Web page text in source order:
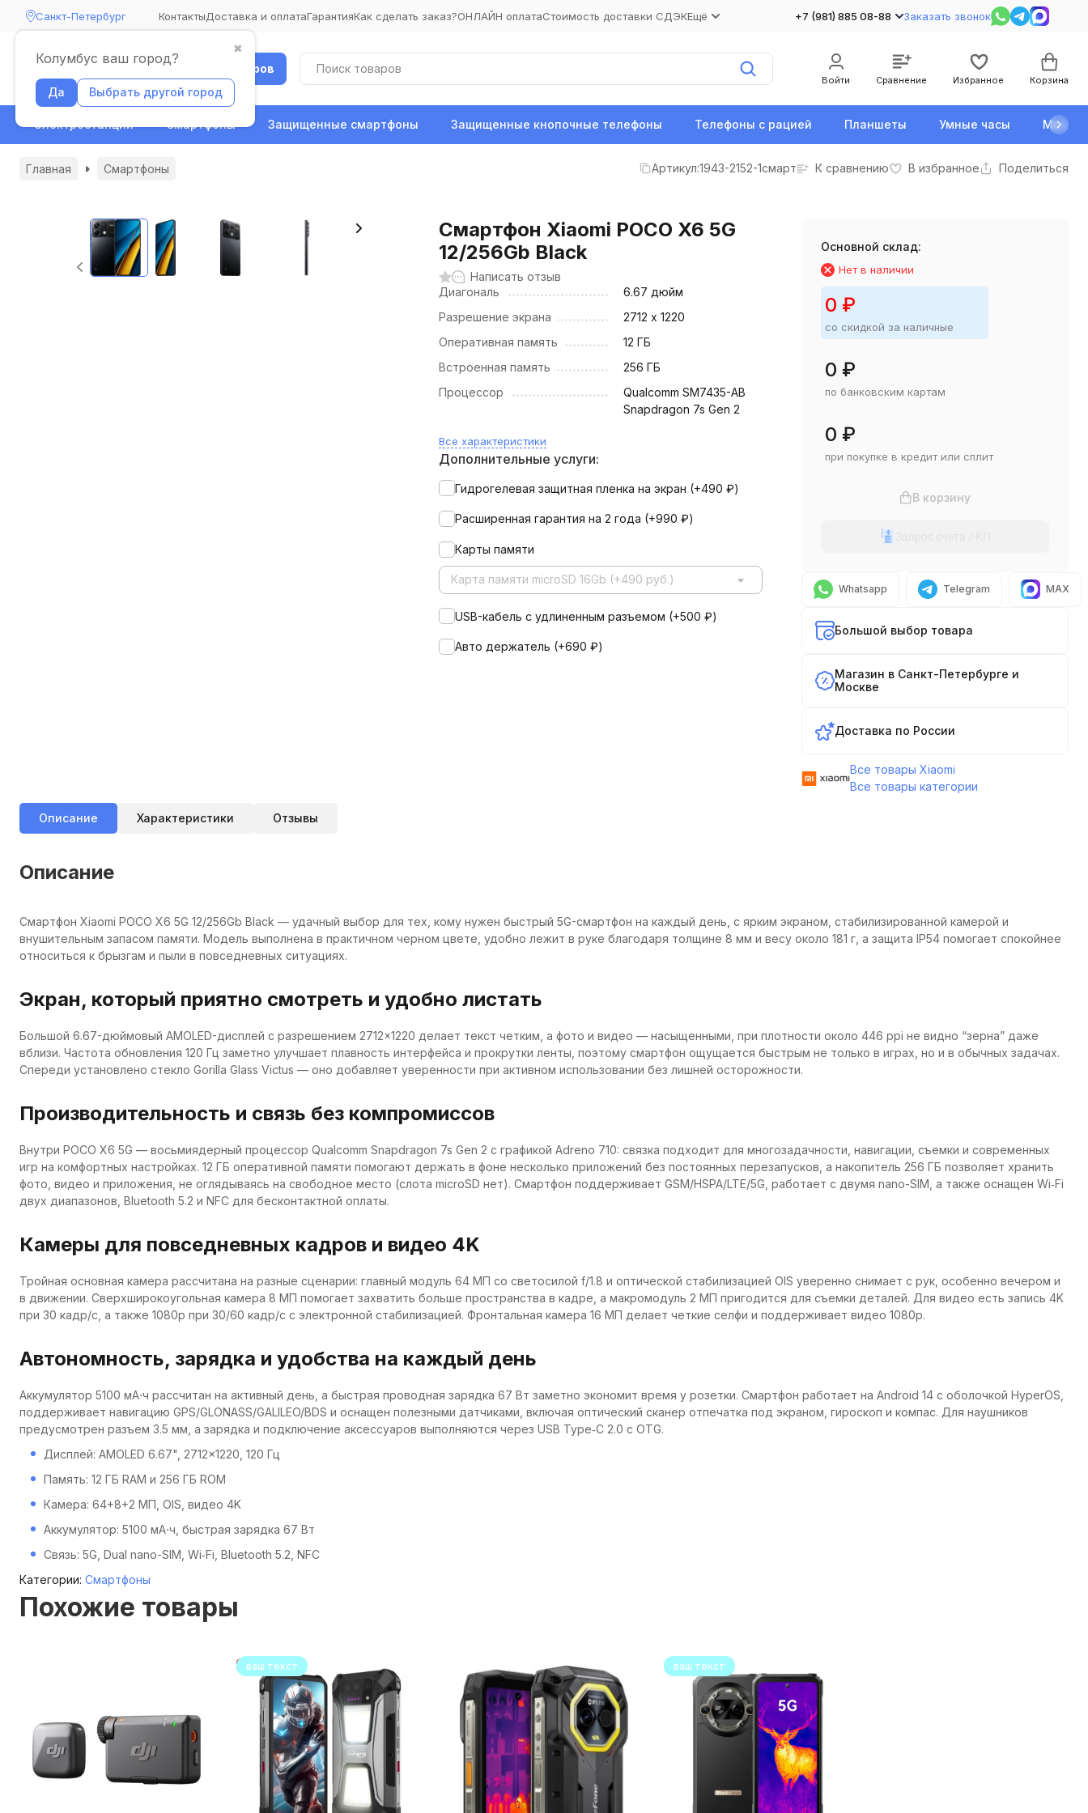
Санкт-Петербург
✖
Колумбус ваш город?
Да Выбрать другой город
КонтактыДоставка и оплатаГарантияКак сделать заказ?ОНЛАЙН оплатаСтоимость доставки СДЭКЕщё +7 (981) 885 08-88 Заказать звонок
Каталог товаров
Войти Сравнение Избранное Корзина
Электростанции Смартфоны Защищенные смартфоны Защищенные кнопочные телефоны Телефоны с рацией Планшеты Умные часы
Главная Смартфоны Артикул:1943-2152-1смарт К сравнению В избранное Поделиться
Смартфон Xiaomi POCO X6 5G
12/256Gb Black
Написать отзыв
Диагональ
6.67 дюйм
Разрешение экрана
2712 х 1220
Оперативная память
12 ГБ
Встроенная память
256 ГБ
Процессор
Qualcomm SM7435-AB
Snapdragon 7s Gen 2
Все характеристики
Дополнительные услуги:
Гидрогелевая защитная пленка на экран (+490₽)
Расширенная гарантия на 2 года (+990₽)
Карты памяти
Карта памяти microSD 16Gb (+490 руб.)
USB-кабель с удлиненным разъемом (+500₽)
Авто держатель (+690₽)
Основной склад:
Нет в наличии
0 ₽
со скидкой за наличные
0 ₽
по банковским картам
0 ₽
при покупке в кредит или сплит
В корзину
Whatsapp Telegram MAX
Большой выбор товара
Магазин в Санкт-Петербурге и
Москве
Доставка по России
Все товары Xiaomi
Все товары категории
Описание Характеристики Отзывы
Описание
Смартфон Xiaomi POCO X6 5G 12/256Gb Black — удачный выбор для тех, кому нужен быстрый 5G-смартфон на каждый день, с ярким экраном, стабилизированной камерой и
внушительным запасом памяти. Модель выполнена в практичном черном цвете, удобно лежит в руке благодаря толщине 8 мм и весу около 181 г, а защита IP54 помогает спокойнее
относиться к брызгам и пыли в повседневных ситуациях.
Экран, который приятно смотреть и удобно листать
Большой 6.67-дюймовый AMOLED-дисплей с разрешением 2712×1220 делает текст четким, а фото и видео — насыщенными, при плотности около 446 ppi не видно “зерна” даже
вблизи. Частота обновления 120 Гц заметно улучшает плавность интерфейса и прокрутки ленты, поэтому смартфон ощущается быстрым не только в играх, но и в обычных задачах.
Спереди установлено стекло Gorilla Glass Victus — оно добавляет уверенности при активном использовании без лишней осторожности.
Производительность и связь без компромиссов
Внутри POCO X6 5G — восьмиядерный процессор Qualcomm Snapdragon 7s Gen 2 с графикой Adreno 710: связка подходит для многозадачности, навигации, съемки и современных
игр на комфортных настройках. 12 ГБ оперативной памяти помогают держать в фоне несколько приложений без постоянных перезапусков, а накопитель 256 ГБ позволяет хранить
фото, видео и приложения, не оглядываясь на свободное место (слота microSD нет). Смартфон поддерживает GSM/HSPA/LTE/5G, работает с двумя nano-SIM, а также оснащен Wi‑Fi
двух диапазонов, Bluetooth 5.2 и NFC для бесконтактной оплаты.
Камеры для повседневных кадров и видео 4K
Тройная основная камера рассчитана на разные сценарии: главный модуль 64 МП со светосилой f/1.8 и оптической стабилизацией OIS уверенно снимает с рук, особенно вечером и
в движении. Сверхширокоугольная камера 8 МП помогает захватить больше пространства в кадре, а макромодуль 2 МП пригодится для съемки деталей. Для видео есть запись 4K
при 30 кадр/с, а также 1080p при 30/60 кадр/с с электронной стабилизацией. Фронтальная камера 16 МП делает четкие селфи и поддерживает видео 1080p.
Автономность, зарядка и удобства на каждый день
Аккумулятор 5100 мА⋅ч рассчитан на активный день, а быстрая проводная зарядка 67 Вт заметно экономит время у розетки. Смартфон работает на Android 14 с оболочкой HyperOS,
поддерживает навигацию GPS/GLONASS/GALILEO/BDS и оснащен полезными датчиками, включая оптический сканер отпечатка под экраном, гироскоп и компас. Для наушников
предусмотрен разъем 3.5 мм, а зарядка и подключение аксессуаров выполняются через USB Type‑C 2.0 с OTG.
Дисплей: AMOLED 6.67", 2712×1220, 120 Гц
Память: 12 ГБ RAM и 256 ГБ ROM
Камера: 64+8+2 МП, OIS, видео 4K
Аккумулятор: 5100 мА⋅ч, быстрая зарядка 67 Вт
Связь: 5G, Dual nano-SIM, Wi‑Fi, Bluetooth 5.2, NFC
Категории: Смартфоны
Похожие товары
ваш текст ваш текст